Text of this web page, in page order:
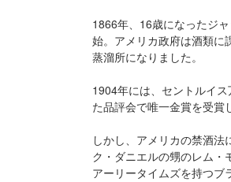
1866年、16歳になったジ
始。アメリカ政府は酒類に
蒸溜所になりました。
1904年には、セントルイ
た品評会で唯一金賞を受賞
しかし、アメリカの禁酒
ク・ダニエルの甥のレム・
アーリータイムズを持つブ